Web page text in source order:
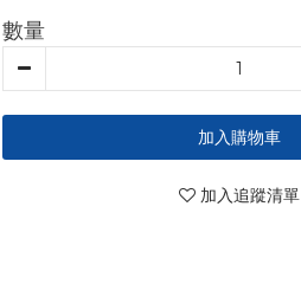
數量
加入購物車
加入追蹤清單